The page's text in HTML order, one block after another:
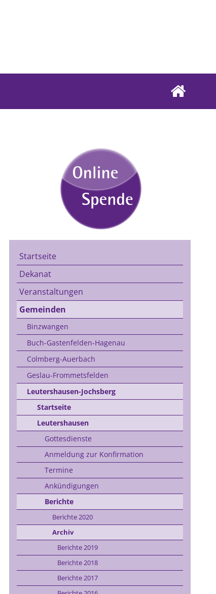
Startseite
Dekanat
Veranstaltungen
Gemeinden
Binzwangen
Buch-Gastenfelden-Hagenau
Colmberg-Auerbach
Geslau-Frommetsfelden
Leutershausen-Jochsberg
Startseite
Leutershausen
Gottesdienste
Anmeldung zur Konfirmation
Termine
Ankündigungen
Berichte
Berichte 2020
Archiv
Berichte 2019
Berichte 2018
Berichte 2017